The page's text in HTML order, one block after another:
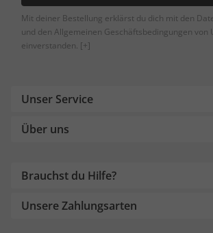
Mit deiner Bestellung erklärst du dich mit den
und den Allgemeinen Geschäftsbedingungen von
einverstanden. [+]
Unser Service
Über uns
Brauchst du Hilfe?
Unsere Zahlungsarten